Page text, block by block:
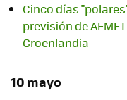
Cinco días
previsión de
Groenlandia
10 mayo